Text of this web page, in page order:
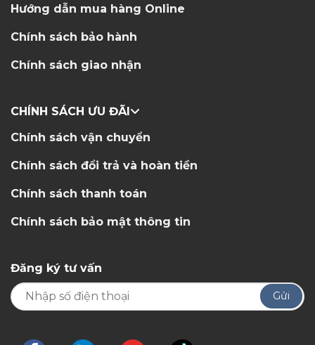
Hướng dẫn mua hàng Online
Chính sách bảo hành
Chính sách giao nhận
CHÍNH SÁCH ƯU ĐÃI
Chính sách vận chuyển
Chính sách đổi trả và hoàn tiền
Chính sách thanh toán
Chính sách bảo mật thông tin
Đăng ký tư vấn